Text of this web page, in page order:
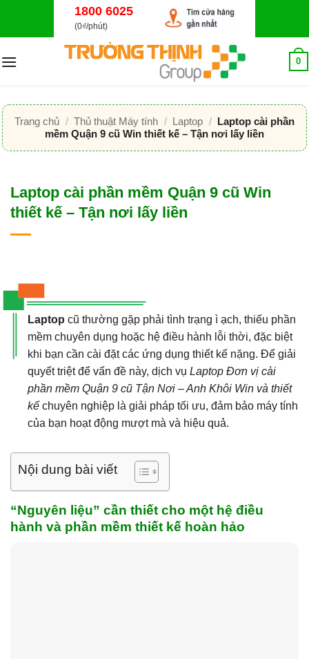
dung
1800 6025
(0₫/phút)
0
Trang chủ / Thủ thuật Máy tính / Laptop / Laptop cài phần
mềm Quận 9 cũ Win thiết kế – Tận nơi lấy liền
Laptop cài phần mềm Quận 9 cũ Win
thiết kế – Tận nơi lấy liền
Laptop cũ thường gặp phải tình trạng ì ạch, thiếu phần
mềm chuyên dụng hoặc hệ điều hành lỗi thời, đặc biệt
khi bạn cần cài đặt các ứng dụng thiết kế nặng. Để giải
quyết triệt để vấn đề này, dịch vụ Laptop Đơn vị cài
phần mềm Quận 9 cũ Tận Nơi – Anh Khôi Win và thiết
kế chuyên nghiệp là giải pháp tối ưu, đảm bảo máy tính
của bạn hoạt động mượt mà và hiệu quả.
Nội dung bài viết
“Nguyên liệu” cần thiết cho một hệ điều
hành và phần mềm thiết kế hoàn hảo